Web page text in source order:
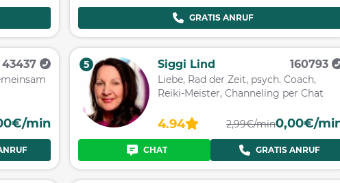
GRATIS ANRUF
43437
min
5 Siggi Lind 160793
Liebe, Rad der Zeit, psych. Coach,
Reiki-Meister, Channeling per Chat
4.94 2,99€/min0,00€/
CHAT GRATIS ANRUF